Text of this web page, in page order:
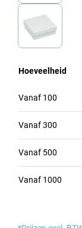
Hoeveelheid
Vanaf 100
Vanaf300
Vanaf 500
Vanaf 1000